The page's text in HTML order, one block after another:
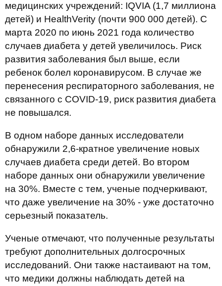
медицинских учреждений: IQVIA (1,7 миллиона
детей) и HealthVerity (почти 900 000 детей). С
марта 2020 по июнь 2021 года количество
случаев диабета у детей увеличилось. Риск
развития заболевания был выше, если
ребенок болел коронавирусом. В случае же
перенесения респираторного заболевания, не
связанного с COVID-19, риск развития диабета
не повышался.
В одном наборе данных исследователи
обнаружили 2,6-кратное увеличение новых
случаев диабета среди детей. Во втором
наборе данных они обнаружили увеличение
на 30%. Вместе с тем, ученые подчеркивают,
что даже увеличение на 30% - уже достаточно
серьезный показатель.
Ученые отмечают, что полученные результаты
требуют дополнительных долгосрочных
исследований. Они также настаивают на том,
что медики должны наблюдать детей на